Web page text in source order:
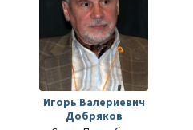
Игорь Валериевич
Добряков